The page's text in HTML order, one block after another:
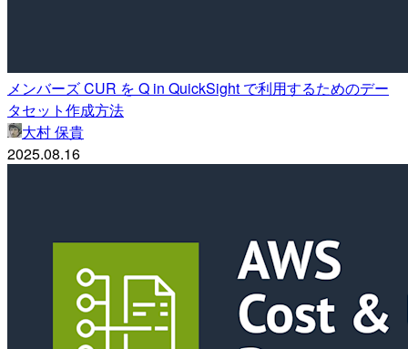
メンバーズ CUR を Q in QuickSight で利用するためのデー
タセット作成方法
大村 保貴
2025.08.16